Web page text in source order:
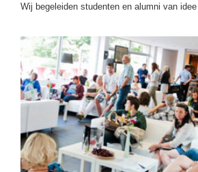
Wij begeleiden studenten en alumni van idee